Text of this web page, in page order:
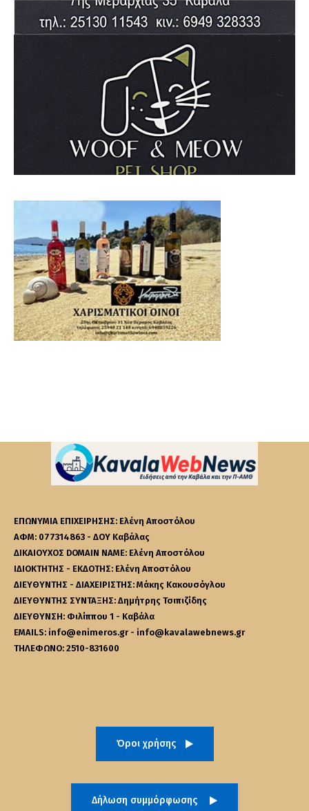
ΕΠΩΝΥΜΙΑ ΕΠΙΧΕΙΡΗΣΗΣ: Ελένη Αποστόλου
ΑΦΜ: 077314863 - ΔΟΥ Καβάλας
ΔΙΚΑΙΟΥΧΟΣ DOMAIN NAME: Ελένη Αποστόλου
ΙΔΙΟΚΤΗΤΗΣ - ΕΚΔΟΤΗΣ: Ελένη Αποστόλου
ΔΙΕΥΘΥΝΤΗΣ - ΔΙΑΧΕΙΡΙΣΤΗΣ: Μάκης Κακουσόγλου
ΔΙΕΥΘΥΝΤΗΣ ΣΥΝΤΑΞΗΣ: Δημήτρης Τσιπιζίδης
ΔΙΕΥΘΥΝΣΗ: Φιλίππου 1 - Καβάλα
EMAILS: info@enimeros.gr - info@kavalawebnews.gr
ΤΗΛΕΦΩΝΟ: 2510-831600
Όροι χρήσης
Δήλωση συμμόρφωσης